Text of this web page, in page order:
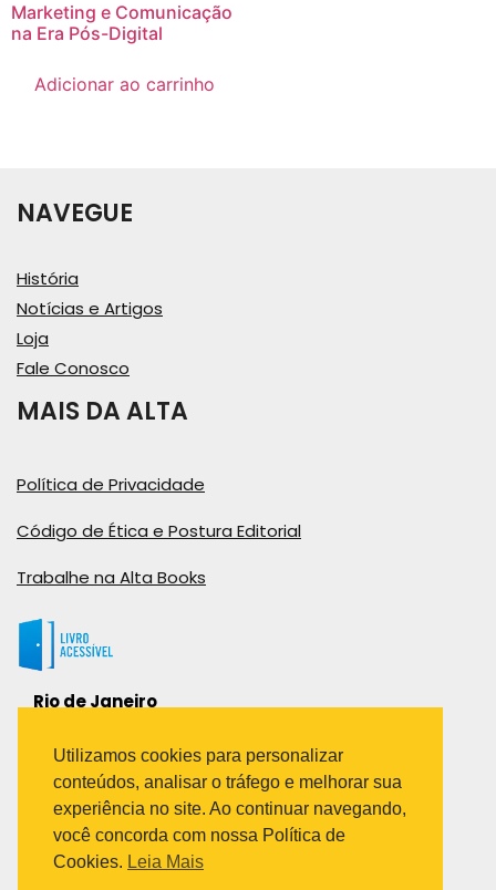
Marketing e Comunicação
na Era Pós-Digital
Adicionar ao carrinho
NAVEGUE
História
Notícias e Artigos
Loja
Fale Conosco
MAIS DA ALTA
Política de Privacidade
Código de Ética e Postura Editorial
Trabalhe na Alta Books
Rio de Janeiro
Bairro Industrial do Jacaré
Rio de Janeiro – RJ – CEP: 20970-031
Telefone:
(21) 3278-8069
(21) 3995-7512
Utilizamos cookies para personalizar
conteúdos, analisar o tráfego e melhorar sua
experiência no site. Ao continuar navegando,
você concorda com nossa Política de
Cookies. Leia Mais